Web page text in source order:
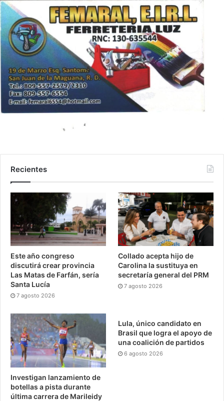
Recientes
Este año congreso
discutirá crear provincia
Las Matas de Farfán, sería
Santa Lucía
7 agosto 2026
Collado acepta hijo de
Carolina la sustituya en
secretaría general del PRM
7 agosto 2026
Investigan lanzamiento de
botellas a pista durante
última carrera de Marileidy
Lula, único candidato en
Brasil que logra el apoyo de
una coalición de partidos
6 agosto 2026